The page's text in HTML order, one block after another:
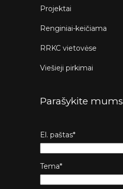
Projektai
Renginiai-keičiama
RRKC vietovėse
Viešieji pirkimai
Parašykite mums
El. paštas*
Tema*